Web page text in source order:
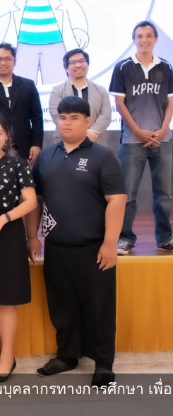
ลากรทางการศึกษา เพื่